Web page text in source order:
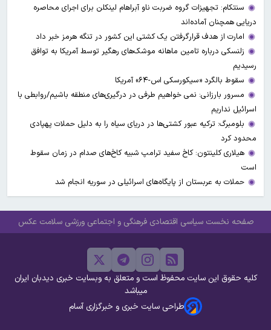
سنتکام: تجهیزات گروه ضربت ناو آبراهام لینکلن برای اجرای محاصره
دریایی همچنان آماده‌اند
امارت از هدف قرارگرفتن یک کشتی این کشور در تنگه هرمز خبر داد
زلنسکی درباره تامین ماهانه موشک‌های رهگیر توسط آمریکا به توافق
رسیدیم
سقوط بالگرد «سیکورسکی اس-۶۴» آمریکا
مسرور بارزانی: نمی خواهیم طرفی در درگیری‌های منطقه باشیم/روابطی با
اسرائیل نداریم
بلومبرگ: ترکیه عبور کشتی‌ها در دریای سیاه را به دلیل حملات پهپادی
محدود کرد
هیلاری کلینتون: کاخ سفید ترامپ شبیه کاخ‌های صدام در زمان سقوط
است
حملات به عربستان از پایگاه‌های اسرائیلی در سوریه انجام شد
صفحه نخست سیاسی اقتصادی فرهنگی و اجتماعی ورزشی سلامت عکس
کلیه حقوق این سایت محفوظ است و متعلق به وبسایت خبری دیدبان ایران
میباشد
طراحی سایت خبری و خبرگزاری آسام